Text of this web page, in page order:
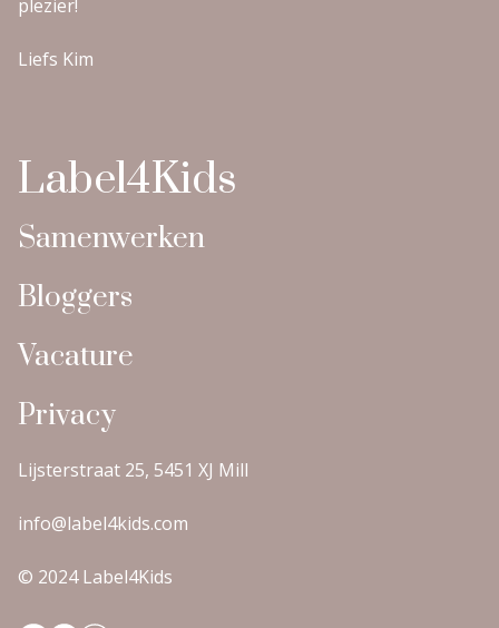
plezier!
Liefs Kim
Label4Kids
Samenwerken
Bloggers
Vacature
Privacy
Lijsterstraat 25, 5451 XJ Mill
info@label4kids.com
© 2024 Label4Kids